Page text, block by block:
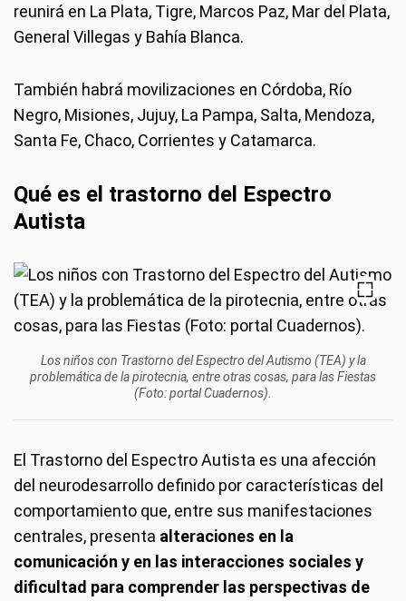
reunirá en La Plata, Tigre, Marcos Paz, Mar del Plata,
General Villegas y Bahía Blanca.
También habrá movilizaciones en Córdoba, Río
Negro, Misiones, Jujuy, La Pampa, Salta, Mendoza,
Santa Fe, Chaco, Corrientes y Catamarca.
Qué es el trastorno del Espectro
Autista
Los niños con Trastorno del Espectro del Autismo (TEA) y la
problemática de la pirotecnia, entre otras cosas, para las Fiestas
(Foto: portal Cuadernos).
El Trastorno del Espectro Autista es una afección
del neurodesarrollo definido por características del
comportamiento que, entre sus manifestaciones
centrales, presenta alteraciones en la
comunicación y en las interacciones sociales y
dificultad para comprender las perspectivas de